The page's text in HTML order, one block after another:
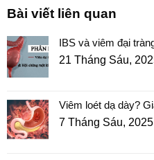
Bài viết liên quan
IBS và viêm đại
21 Tháng Sáu,
Viêm loét dạ dày?
7 Tháng Sáu, 2025